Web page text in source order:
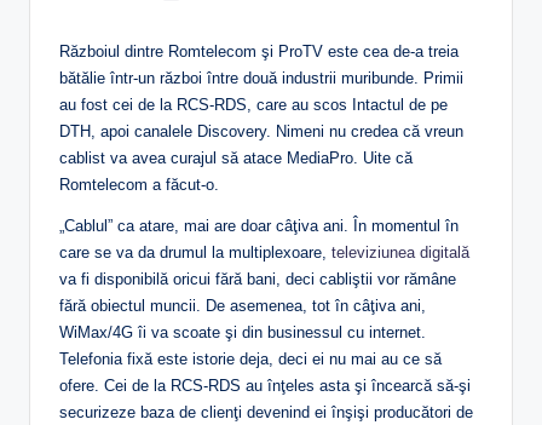
Războiul dintre Romtelecom şi ProTV este cea de-a treia
bătălie într-un război între două industrii muribunde. Primii
au fost cei de la RCS-RDS, care au scos Intactul de pe
DTH, apoi canalele Discovery. Nimeni nu credea că vreun
cablist va avea curajul să atace MediaPro. Uite că
Romtelecom a făcut-o.
„Cablul” ca atare, mai are doar câţiva ani. În momentul în
care se va da drumul la multiplexoare, televiziunea digitală
va fi disponibilă oricui fără bani, deci cabliştii vor rămâne
fără obiectul muncii. De asemenea, tot în câţiva ani,
WiMax/4G îi va scoate şi din businessul cu internet.
Telefonia fixă este istorie deja, deci ei nu mai au ce să
ofere. Cei de la RCS-RDS au înţeles asta şi încearcă să-şi
securizeze baza de clienţi devenind ei înşişi producători de